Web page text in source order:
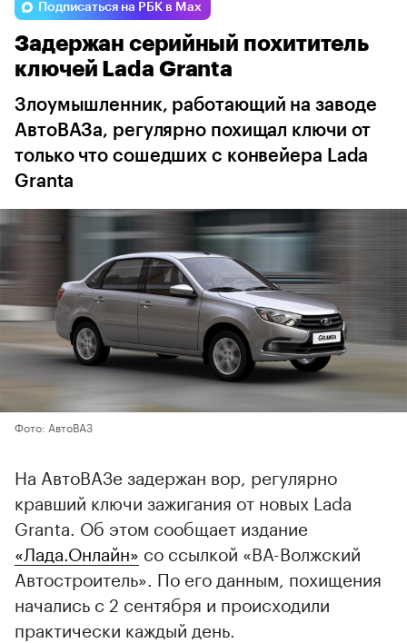
Omoda Haval Volga
Подписаться на РБК в Max
Задержан серийный похититель
ключей Lada Granta
Злоумышленник, работающий на заводе
АвтоВАЗа, регулярно похищал ключи от
только что сошедших с конвейера Lada
Granta
Фото: АвтоВАЗ
На АвтоВАЗе задержан вор, регулярно
кравший ключи зажигания от новых Lada
Granta. Об этом сообщает издание
«Лада.Онлайн» со ссылкой «ВА-Волжский
Автостроитель». По его данным, похищения
начались с 2 сентября и происходили
практически каждый день.